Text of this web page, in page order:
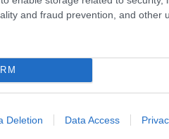
and fraud prevention, and other
Deletion Data Access
ανοιχτή γραμμή με τον
ή ιδέες για τη